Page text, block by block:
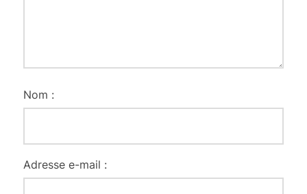
Nom :
Adresse e-mail :